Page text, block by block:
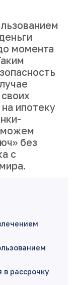
момента
ипотеку
можем
без
с
рассрочку